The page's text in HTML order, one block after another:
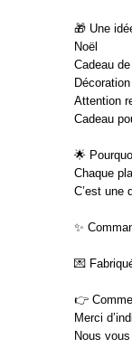
🎁 Une
Noël
Cadeau
Attention
Cadeau
🌟
Chaque
C’est une
✨
💌
👉
Merci
Nous